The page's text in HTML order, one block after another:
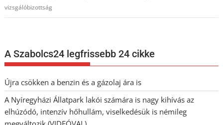
vizsgálóbizottság
A Szabolcs24 legfrissebb 24 cikke
Újra csökken a benzin és a gázolaj ára is
A Nyíregyházi Állatpark lakói számára is nagy kihívás az
elhúzódó, intenzív hőhullám, viselkedésük is némileg